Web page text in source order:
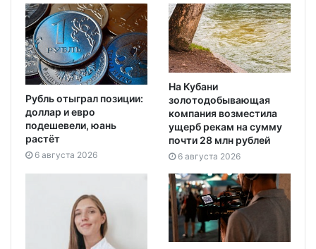
Рубль отыграл позиции:
доллар и евро
подешевели, юань
растёт
6 августа 2026
На Кубани
золотодобывающая
компания возместила
ущерб рекам на сумму
почти 28 млн рублей
6 августа 2026